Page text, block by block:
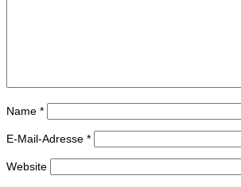
Name *
E-Mail-Adresse *
Website